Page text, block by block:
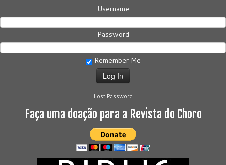
Username
Password
Remember Me
Lost Password
Faça uma doação para a Revista do Choro